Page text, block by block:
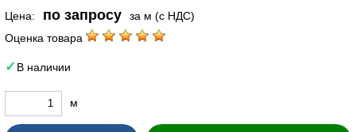
Цена: по запросу
за м (с НДС)
Оценка товара
В наличии
м